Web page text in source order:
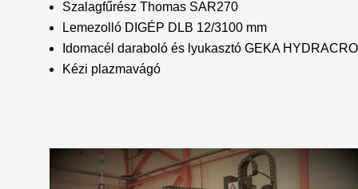
Szalagfűrész Thomas SAR270
Lemezolló DIGÉP DLB 12/3100 mm
Idomacél daraboló és lyukasztó GEKA
Kézi plazmavágó